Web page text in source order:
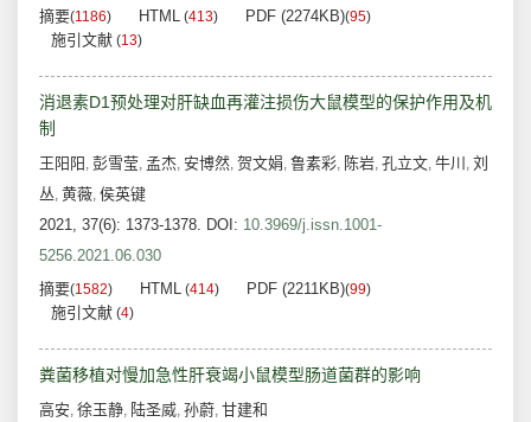
摘要(1186) HTML (413) PDF (2274KB)(95)
施引文献 (13)
消退素D1预处理对肝缺血再灌注损伤大鼠模型的保护作用及机
制
王阳阳 , 彭雪莹, 孟杰, 安博然, 贺文娟, 鲁素彩, 陈岩, 孔立文, 牛川 , 刘
丛, 黄薇, 侯英键
2021, 37(6): 1373-1378. DOI: 10.3969/j.issn.1001-
5256.2021.06.030
摘要(1582) HTML (414) PDF (2211KB)(99)
施引文献 (4)
粪菌移植对慢加急性肝衰竭小鼠模型肠道菌群的影响
高安, 徐玉静, 陆圣威, 孙蔚, 甘建和